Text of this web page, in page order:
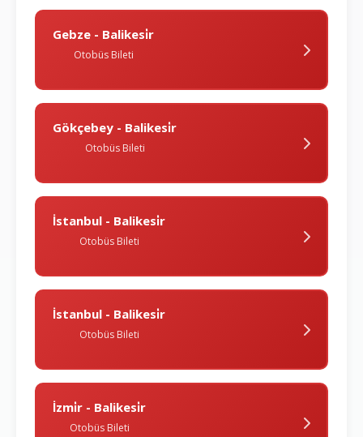
Gebze - Balikesi̇r
Otobüs Bileti
Gökçebey - Balikesi̇r
Otobüs Bileti
İstanbul - Balikesi̇r
Otobüs Bileti
İstanbul - Balikesi̇r
Otobüs Bileti
İzmi̇r - Balikesi̇r
Otobüs Bileti